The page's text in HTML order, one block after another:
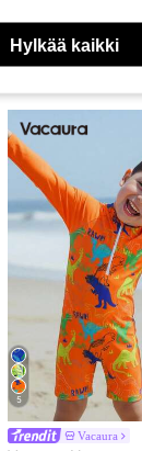
5
Vacaura
Hylkää kaikki